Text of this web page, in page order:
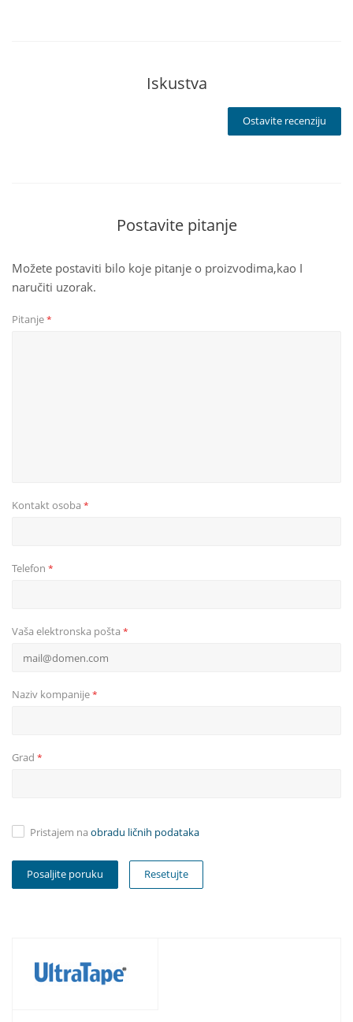
Iskustva
Ostavite recenziju
Postavite pitanje
Možete postaviti bilo koje pitanje o proizvodima,kao I
naručiti uzorak.
Pitanje*
Kontakt osoba *
Telefon *
Vaša elektronska pošta *
Naziv kompanije*
Grad *
Pristajem na obradu ličnih podataka
Resetujte